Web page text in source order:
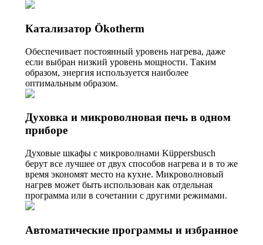
Катализатор Ökotherm
Обеспечивает постоянный уровень нагрева, даже
если выбран низкий уровень мощности. Таким
образом, энергия используется наиболее
оптимальным образом.
Духовка и микроволновая печь в одном
приборе
Духовые шкафы с микроволнами Küppersbusch
берут все лучшее от двух способов нагрева и в то же
время экономят место на кухне. Микроволновый
нагрев может быть использован как отдельная
программа или в сочетании с другими режимами.
Автоматические программы и избранное